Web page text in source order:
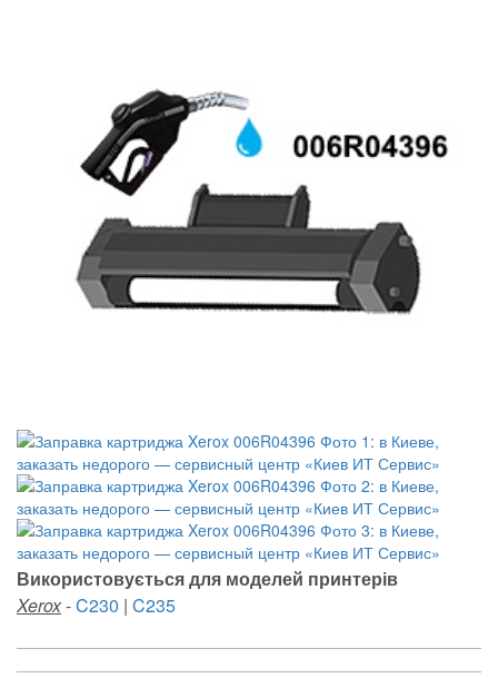
Використовується для моделей принтерів
Xerox-C230 | C235